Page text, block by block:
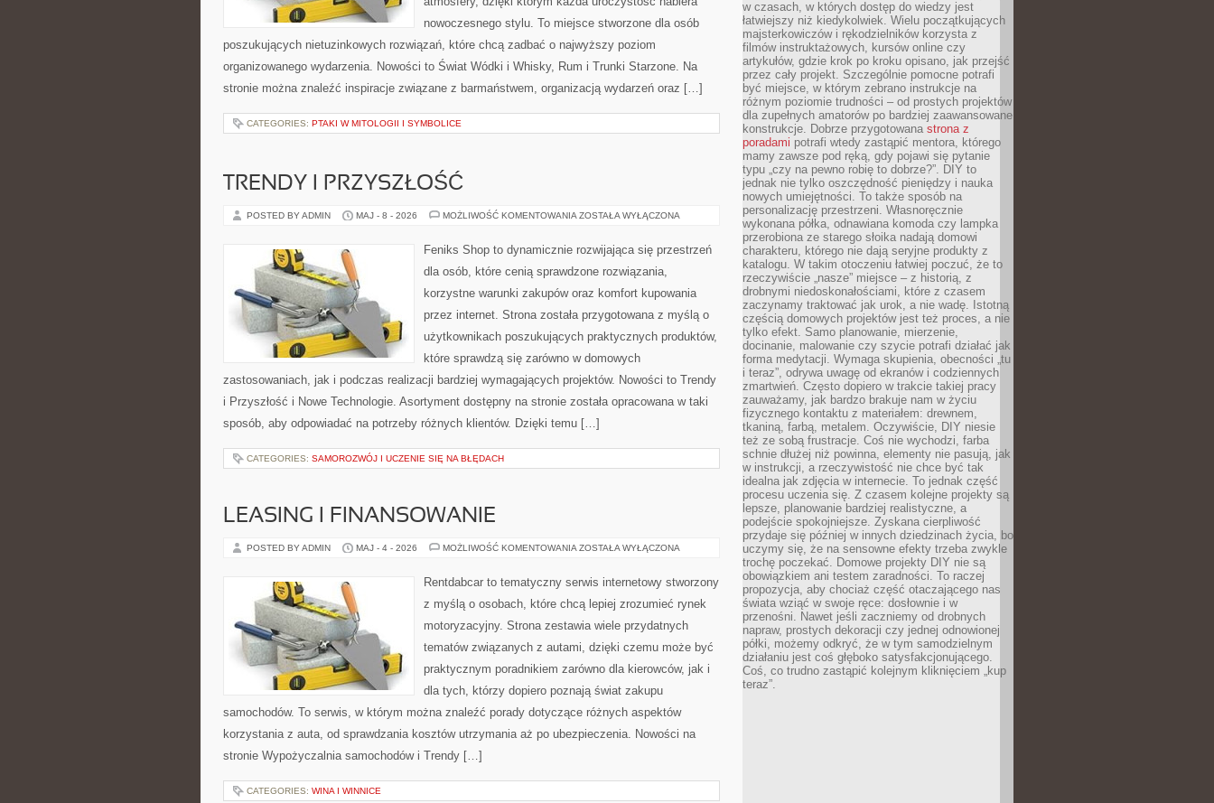
nowoczesnego stylu. To miejsce stworzone dla osób
poszukujących nietuzinkowych rozwiązań, które chcą zadbać o najwyższy poziom
organizowanego wydarzenia. Nowości to Świat Wódki i Whisky, Rum i Trunki Starzone. Na
stronie można znaleźć inspiracje związane z barmaństwem, organizacją wydarzeń oraz […]
CATEGORIES: PTAKI W MITOLOGII I SYMBOLICE
TRENDY I PRZYSZŁOŚĆ
POSTED BY ADMIN MAJ - 8 - 2026 MOŻLIWOŚĆ KOMENTOWANIA TRENDY
ZOSTAŁA WYŁĄCZONA
Feniks Shop to dynamicznie rozwijająca się przestrzeń
dla osób, które cenią sprawdzone rozwiązania,
korzystne warunki zakupów oraz komfort kupowania
przez internet. Strona została przygotowana z myślą o
użytkownikach poszukujących praktycznych produktów,
które sprawdzą się zarówno w domowych
zastosowaniach, jak i podczas realizacji bardziej wymagających projektów. Nowości to Trendy
i Przyszłość i Nowe Technologie. Asortyment dostępny na stronie została opracowana w taki
sposób, aby odpowiadać na potrzeby różnych klientów. Dzięki temu […]
CATEGORIES: SAMOROZWÓJ I UCZENIE SIĘ NA BŁĘDACH
LEASING I FINANSOWANIE
POSTED BY ADMIN MAJ - 4 - 2026 MOŻLIWOŚĆ KOMENTOWANIA LEASING
ZOSTAŁA WYŁĄCZONA
Rentdabcar to tematyczny serwis internetowy stworzony
z myślą o osobach, które chcą lepiej zrozumieć rynek
motoryzacyjny. Strona zestawia wiele przydatnych
tematów związanych z autami, dzięki czemu może być
praktycznym poradnikiem zarówno dla kierowców, jak i
dla tych, którzy dopiero poznają świat zakupu
samochodów. To serwis, w którym można znaleźć porady dotyczące różnych aspektów
korzystania z auta, od sprawdzania kosztów utrzymania aż po ubezpieczenia. Nowości na
stronie Wypożyczalnia samochodów i Trendy […]
CATEGORIES: WINA I WINNICE
w czasach, w których dostęp do wiedzy jest
łatwiejszy niż kiedykolwiek. Wielu początkujących
majsterkowiczów i rękodzielników korzysta z
filmów instruktażowych, kursów online czy
artykułów, gdzie krok po kroku opisano, jak przejść
przez cały projekt. Szczególnie pomocne potrafi
być miejsce, w którym zebrano instrukcje na
różnym poziomie trudności – od prostych projektów
dla zupełnych amatorów po bardziej zaawansowane
konstrukcje. Dobrze przygotowana strona z
poradami potrafi wtedy zastąpić mentora, którego
mamy zawsze pod ręką, gdy pojawi się pytanie
typu „czy na pewno robię to dobrze?”. DIY to
jednak nie tylko oszczędność pieniędzy i nauka
nowych umiejętności. To także sposób na
personalizację przestrzeni. Własnoręcznie
wykonana półka, odnawiana komoda czy lampka
przerobiona ze starego słoika nadają domowi
charakteru, którego nie dają seryjne produkty z
katalogu. W takim otoczeniu łatwiej poczuć, że to
rzeczywiście „nasze” miejsce – z historią, z
drobnymi niedoskonałościami, które z czasem
zaczynamy traktować jak urok, a nie wadę. Istotną
częścią domowych projektów jest też proces, a nie
tylko efekt. Samo planowanie, mierzenie,
docinanie, malowanie czy szycie potrafi działać jak
forma medytacji. Wymaga skupienia, obecności „tu
i teraz”, odrywa uwagę od ekranów i codziennych
zmartwień. Często dopiero w trakcie takiej pracy
zauważamy, jak bardzo brakuje nam w życiu
fizycznego kontaktu z materiałem: drewnem,
tkaniną, farbą, metalem. Oczywiście, DIY niesie
też ze sobą frustracje. Coś nie wychodzi, farba
schnie dłużej niż powinna, elementy nie pasują, jak
w instrukcji, a rzeczywistość nie chce być tak
idealna jak zdjęcia w internecie. To jednak część
procesu uczenia się. Z czasem kolejne projekty są
lepsze, planowanie bardziej realistyczne, a
podejście spokojniejsze. Zyskana cierpliwość
przydaje się później w innych dziedzinach życia, bo
uczymy się, że na sensowne efekty trzeba zwykle
trochę poczekać. Domowe projekty DIY nie są
obowiązkiem ani testem zaradności. To raczej
propozycja, aby chociaż część otaczającego nas
świata wziąć w swoje ręce: dosłownie i w
przenośni. Nawet jeśli zaczniemy od drobnych
napraw, prostych dekoracji czy jednej odnowionej
półki, możemy odkryć, że w tym samodzielnym
działaniu jest coś głęboko satysfakcjonującego.
Coś, co trudno zastąpić kolejnym kliknięciem „kup
teraz”.